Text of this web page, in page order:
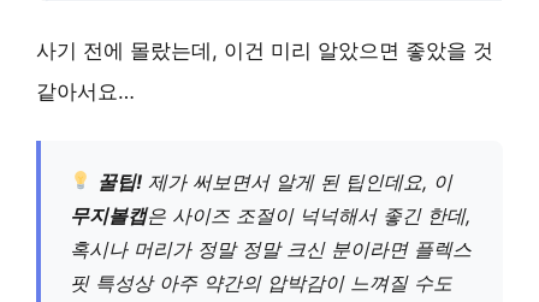
사기 전에 몰랐는데, 이건 미리 알았으면 좋았을 것
같아서요…
꿀팁! 제가 써보면서 알게 된 팁인데요, 이
무지볼캡은 사이즈 조절이 넉넉해서 좋긴 한데,
혹시나 머리가 정말 정말 크신 분이라면 플렉스
핏 특성상 아주 약간의 압박감이 느껴질 수도